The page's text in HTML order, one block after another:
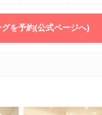
を予約(公式ページへ)